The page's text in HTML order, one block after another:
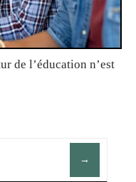
de l’éducation n’est